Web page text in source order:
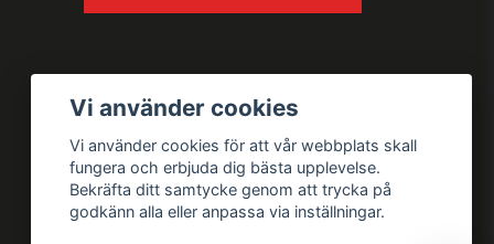
Vi använder cookies
Vi använder cookies för att vår webbplats skall
fungera och erbjuda dig bästa upplevelse.
Bekräfta ditt samtycke genom att trycka på
godkänn alla eller anpassa via inställningar.